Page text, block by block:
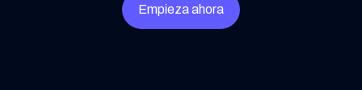
Empieza ahora